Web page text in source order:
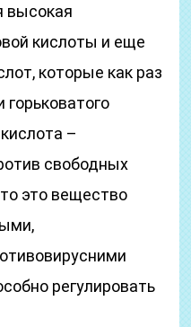
высокая
кислоты и еще
которые как раз
–
свободных
это вещество
регулировать